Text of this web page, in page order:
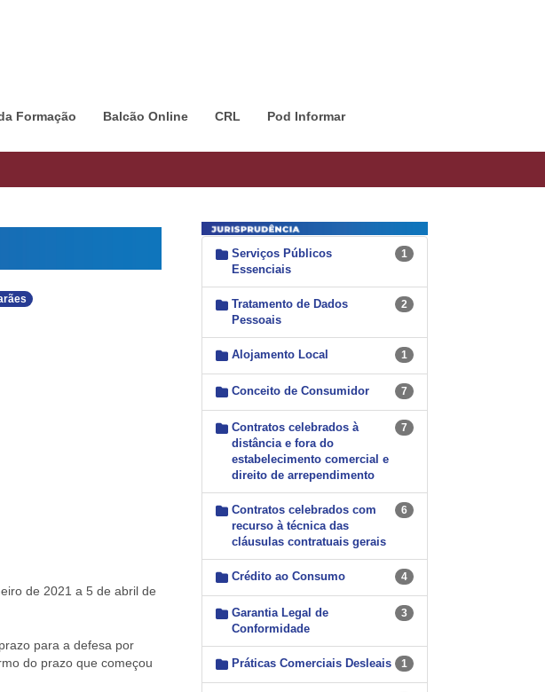
Formação Balcão Online CRL
Pod Informar
de 2021 a 5 de abril de
para a defesa por
do prazo que começou
Serviços Públicos
Essenciais
1
Tratamento de Dados
Pessoais
2
Alojamento Local 1
Conceito de Consumidor 7
Contratos celebrados à
distância e fora do
estabelecimento comercial e
direito de arrependimento
7
Contratos celebrados com
recurso à técnica das
cláusulas contratuais gerais
6
Crédito ao Consumo 4
Garantia Legal de
Conformidade
3
Práticas Comerciais Desleais 1